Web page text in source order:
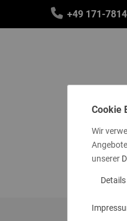
+49 171-
Cookie
Wir
unserer